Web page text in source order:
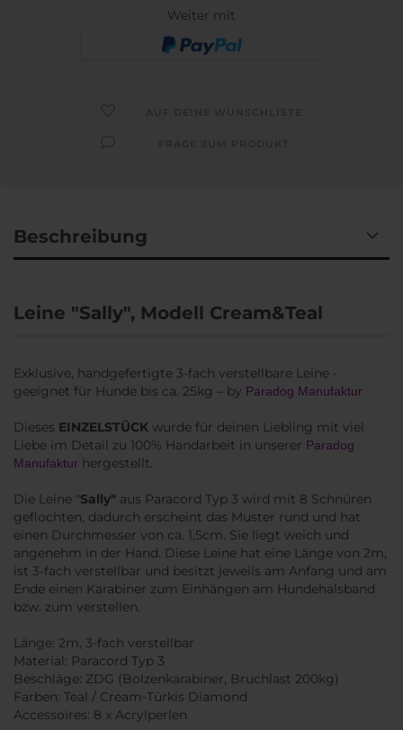
Weiter mit
Beschreibung
Leine "Sally", Modell Cream&Teal
Exklusive, handgefertigte 3-fach verstellbare Leine -
geeignet für Hunde bis ca. 25kg – by Paradog Manufaktur
Dieses EINZELSTÜCK wurde für deinen Liebling mit viel
Liebe im Detail zu 100% Handarbeit in unserer Paradog
Manufaktur hergestellt.
Die Leine "Sally" aus Paracord Typ 3 wird mit 8 Schnüren
geflochten, dadurch erscheint das Muster rund und hat
einen Durchmesser von ca. 1,5cm. Sie liegt weich und
angenehm in der Hand. Diese Leine hat eine Länge von 2m,
ist 3-fach verstellbar und besitzt jeweils am Anfang und am
Ende einen Karabiner zum Einhängen am Hundehalsband
bzw. zum verstellen.
Länge: 2m, 3-fach verstellbar
Material: Paracord Typ 3
Beschläge: ZDG (Bolzenkarabiner, Bruchlast 200kg)
Farben: Teal / Cream-Türkis Diamond
Accessoires: 8 x Acrylperlen